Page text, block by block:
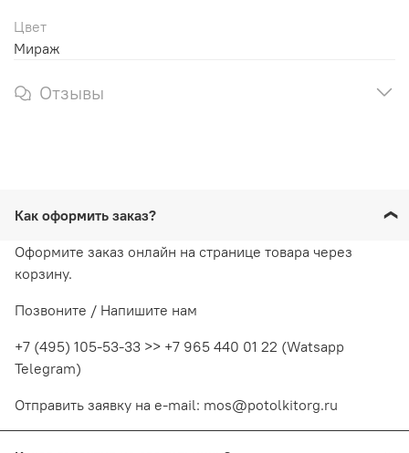
Цвет
Мираж
Отзывы
Как оформить заказ?
Оформите заказ онлайн на странице товара через
корзину.
Позвоните / Напишите нам
+7 (495) 105-53-33 >> +7 965 440 01 22 (Watsapp
Telegram)
Отправить заявку на e-mail: mos@potolkitorg.ru